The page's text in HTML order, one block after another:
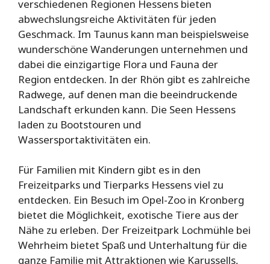
verschiedenen Regionen Hessens bieten
abwechslungsreiche Aktivitäten für jeden
Geschmack. Im Taunus kann man beispielsweise
wunderschöne Wanderungen unternehmen und
dabei die einzigartige Flora und Fauna der
Region entdecken. In der Rhön gibt es zahlreiche
Radwege, auf denen man die beeindruckende
Landschaft erkunden kann. Die Seen Hessens
laden zu Bootstouren und
Wassersportaktivitäten ein.
Für Familien mit Kindern gibt es in den
Freizeitparks und Tierparks Hessens viel zu
entdecken. Ein Besuch im Opel-Zoo in Kronberg
bietet die Möglichkeit, exotische Tiere aus der
Nähe zu erleben. Der Freizeitpark Lochmühle bei
Wehrheim bietet Spaß und Unterhaltung für die
ganze Familie mit Attraktionen wie Karussells,